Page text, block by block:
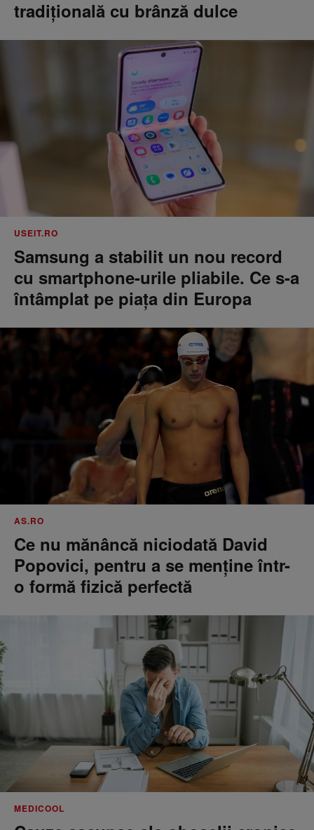
tradițională cu brânză dulce
USEIT.RO
Samsung a stabilit un nou record
cu smartphone-urile pliabile. Ce s-a
întâmplat pe piața din Europa
AS.RO
Ce nu mănâncă niciodată David
Popovici, pentru a se menţine într-
o formă fizică perfectă
MEDICOOL